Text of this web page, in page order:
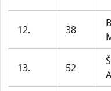
12. 38
13. 52